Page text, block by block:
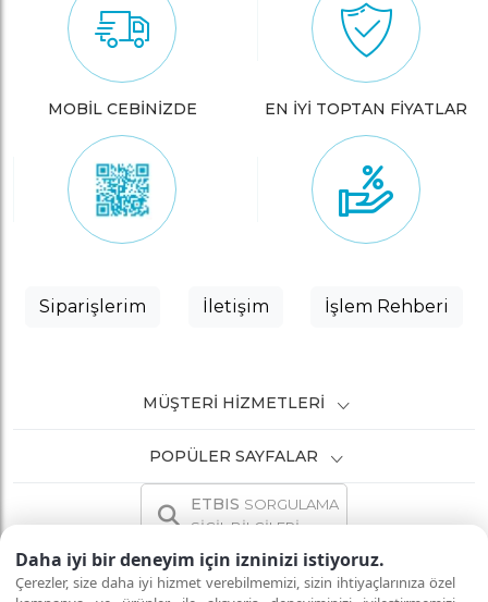
Daha iyi bir deneyim için izninizi istiyoruz.
Çerezler, size daha iyi hizmet verebilmemizi, sizin ihtiyaçlarınıza özel
MOBİL CEBİNİZDE EN İYİ TOPTAN FİYATLAR
Siparişlerim İletişim İşlem Rehberi
MÜŞTERI HIZMETLERI
POPÜLER SAYFALAR
ETBIS SORGULAMA
SİCİL BİLGİLERİ